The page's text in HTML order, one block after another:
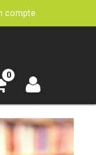
compte
0